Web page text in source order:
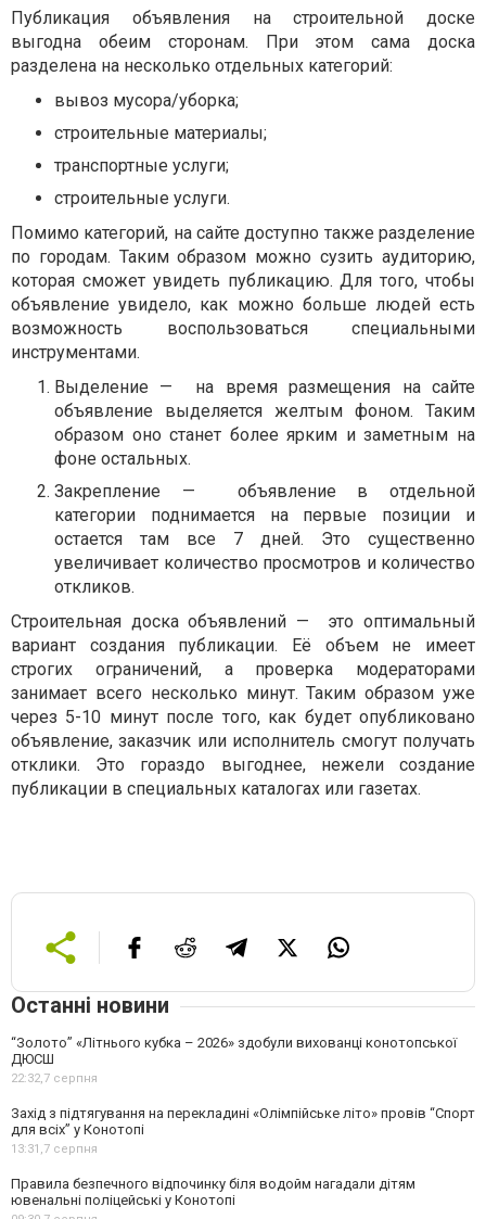
Публикация объявления на строительной доске
выгодна обеим сторонам. При этом сама доска
разделена на несколько отдельных категорий:
вывоз мусора/уборка;
строительные материалы;
транспортные услуги;
строительные услуги.
Помимо категорий, на сайте доступно также разделение
по городам. Таким образом можно сузить аудиторию,
которая сможет увидеть публикацию. Для того, чтобы
объявление увидело, как можно больше людей есть
возможность воспользоваться специальными
инструментами.
Выделение —
на время размещения на сайте
объявление выделяется желтым фоном. Таким
образом оно станет более ярким и заметным на
фоне остальных.
Закрепление —
объявление в отдельной
категории поднимается на первые позиции и
остается там все 7 дней. Это существенно
увеличивает количество просмотров и количество
откликов.
Строительная доска объявлений —
это оптимальный
вариант создания публикации. Её объем не имеет
строгих ограничений, а проверка модераторами
занимает всего несколько минут. Таким образом уже
через 5-10 минут после того, как будет опубликовано
объявление, заказчик или исполнитель смогут получать
отклики. Это гораздо выгоднее, нежели создание
публикации в специальных каталогах или газетах.
Останні новини
“Золото” «Літнього кубка – 2026» здобули вихованці конотопської
ДЮСШ
22:32,7 серпня
Захід з підтягування на перекладині «Олімпійське літо» провів “Спорт
для всіх” у Конотопі
13:31,7 серпня
Правила безпечного відпочинку біля водойм нагадали дітям
ювенальні поліцейські у Конотопі